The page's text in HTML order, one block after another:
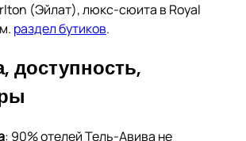
(Эйлат), люкс-сюита в Royal
раздел бутиков.
доступность,
: 90% отелей Тель-Авива не